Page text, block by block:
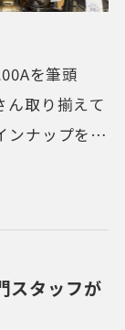
を筆頭
ん取り揃えて
ンナップを目
スタッフが